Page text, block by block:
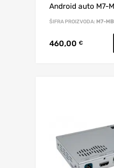
Android auto M7-
ŠIFRA PROIZVODA: M7-
460,00 €